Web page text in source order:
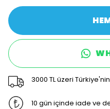
3000 TL üzeri
10 gün içinde iade ve